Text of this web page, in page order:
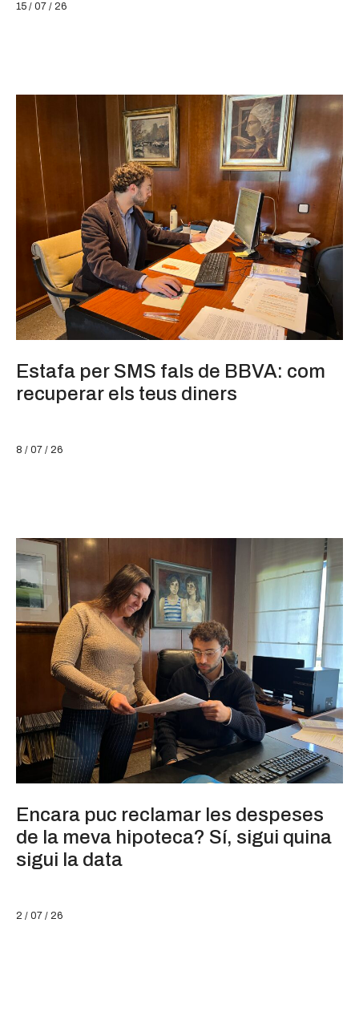
15 / 07 / 26
Estafa per SMS fals de BBVA: com
recuperar els teus diners
8 / 07 / 26
Encara puc reclamar les despeses
de la meva hipoteca? Sí, sigui quina
sigui la data
2 / 07 / 26